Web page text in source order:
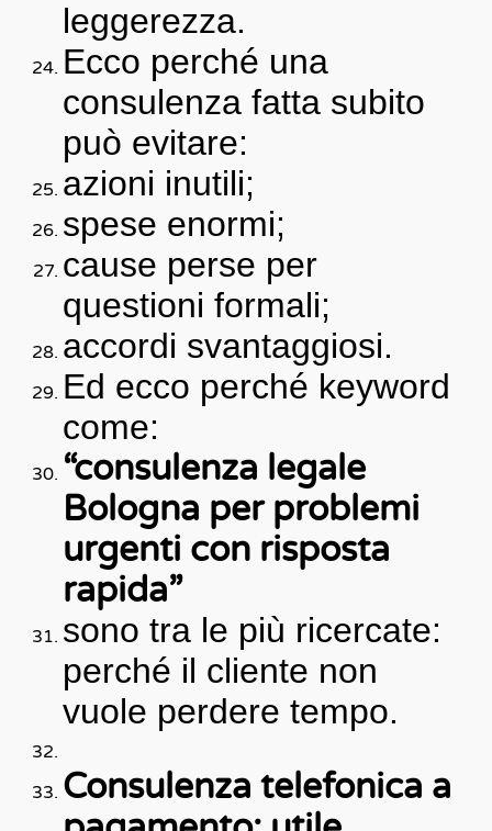
leggerezza.
Ecco perché una
consulenza fatta subito
può evitare:
azioni inutili;
spese enormi;
cause perse per
questioni formali;
accordi svantaggiosi.
Ed ecco perché keyword
come:
“consulenza legale
Bologna per problemi
urgenti con risposta
rapida”
sono tra le più ricercate:
perché il cliente non
vuole perdere tempo.
Consulenza telefonica a